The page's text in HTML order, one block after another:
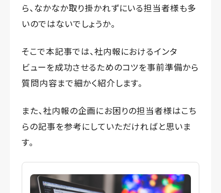
ら、なかなか取り掛かれずにいる担当者様も多
いのではないでしょうか。
そこで本記事では、社内報におけるインタ
ビューを成功させるためのコツを事前準備から
質問内容まで細かく紹介します。
また、社内報の企画にお困りの担当者様はこち
らの記事を参考にしていただければと思いま
す。